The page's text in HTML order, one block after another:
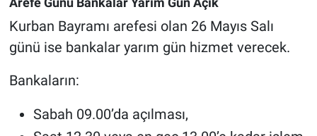
Kurban Bayramı arefesi olan 26 Mayıs Salı
günü ise bankalar yarım gün hizmet verecek.
Bankaların:
Sabah 09.00’da açılması,